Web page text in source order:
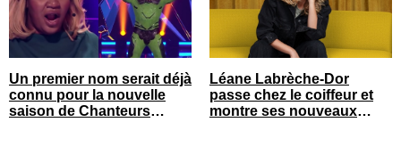
Un premier nom serait déjà
connu pour la nouvelle
saison de Chanteurs
Léane Labrèche-Dor
passe chez le coiffeur et
montre ses nouveaux